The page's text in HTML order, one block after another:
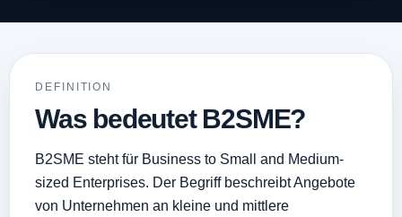
DEFINITION
Was bedeutet B2SME?
B2SME steht für Business to Small and Medium-
sized Enterprises. Der Begriff beschreibt Angebote
von Unternehmen an kleine und mittlere